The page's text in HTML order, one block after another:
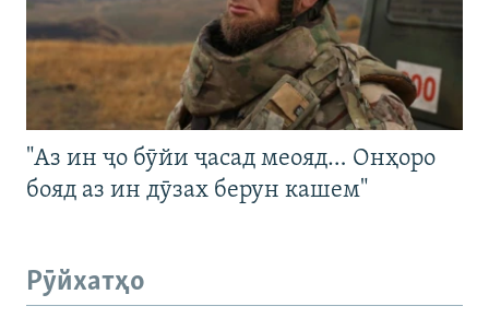
"Аз ин ҷо бӯйи ҷасад меояд… Онҳоро
бояд аз ин дӯзах берун кашем"
Рӯйхатҳо